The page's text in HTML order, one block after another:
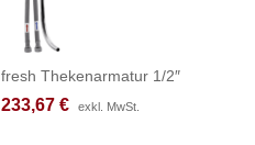
fresh Thekenarmatur 1/2″
233,67 € exkl. MwSt.
233,67 € exkl. MwSt.